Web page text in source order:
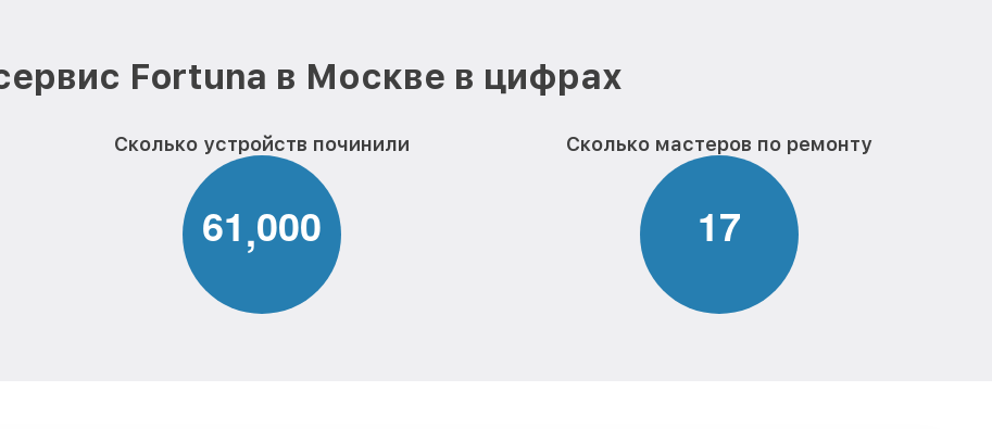
Fortuna в Москве в цифрах
Сколько устройств починили
61,000
Сколько мастеров по ремонту
17